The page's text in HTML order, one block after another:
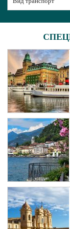
ПЪТЕВОДИТЕЛ
Банкови реквизити